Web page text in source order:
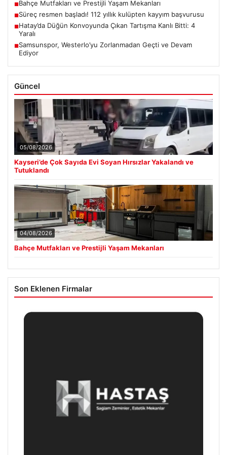
■Bahçe Mutfakları ve Prestijli Yaşam Mekanları
■Süreç resmen başladı! 112 yıllık kulüpten kayyım başvurusu
■Hatay’da Düğün Konvoyunda Çıkan Tartışma Kanlı Bitti: 4
Yaralı
■Samsunspor, Westerlo’yu Zorlanmadan Geçti ve Devam
Ediyor
Güncel
05/08/2026
Kayseri’de Çok Sayıda Evi Soyan Hırsızlar Yakalandı ve
Tutuklandı
04/08/2026
Bahçe Mutfakları ve Prestijli Yaşam Mekanları
Son Eklenen Firmalar